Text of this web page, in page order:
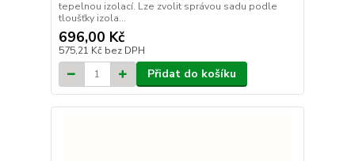
tepelnou izolací. Lze zvolit správou sadu podle
tloušťky izola...
696,00 Kč
575,21 Kč bez DPH
Přidat do košíku